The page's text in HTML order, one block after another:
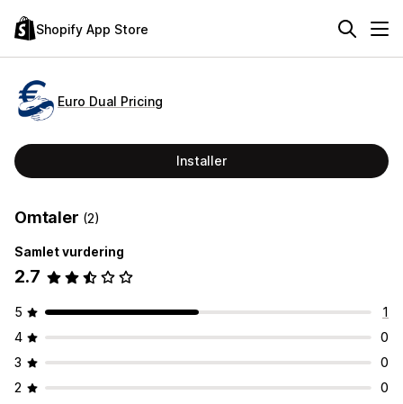
Shopify App Store
Euro Dual Pricing
Installer
Omtaler (2)
Samlet vurdering
2.7
5
1
4
0
3
0
2
0